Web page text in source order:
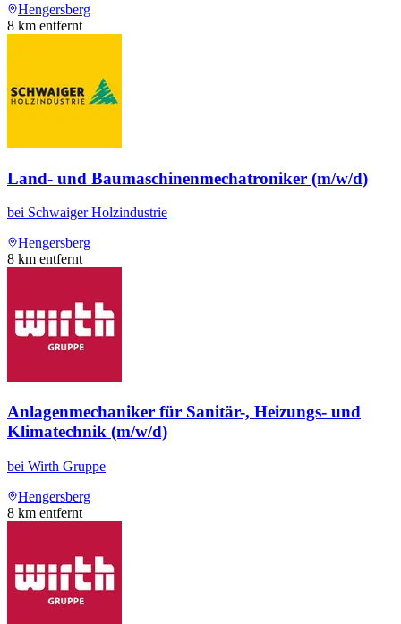
Hengersberg
8 km entfernt
Land- und Baumaschinenmechatroniker (m/w/d)
bei Schwaiger Holzindustrie
Hengersberg
8 km entfernt
Anlagenmechaniker für Sanitär-, Heizungs- und
Klimatechnik (m/w/d)
bei Wirth Gruppe
Hengersberg
8 km entfernt